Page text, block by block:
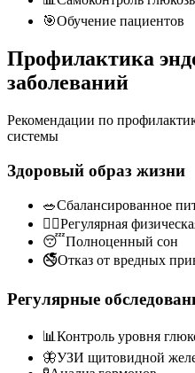
🎯Обучение пациентов
Профилактика
заболеваний
Рекомендации по
системы
Здоровый образ жизни
🥗Сбалансированное
🏃‍♀️Регулярная
😴Полноценный сон
🚭Отказ от вредных
Регулярные
📊 Контроль уровня
🦋УЗИ щитовидной